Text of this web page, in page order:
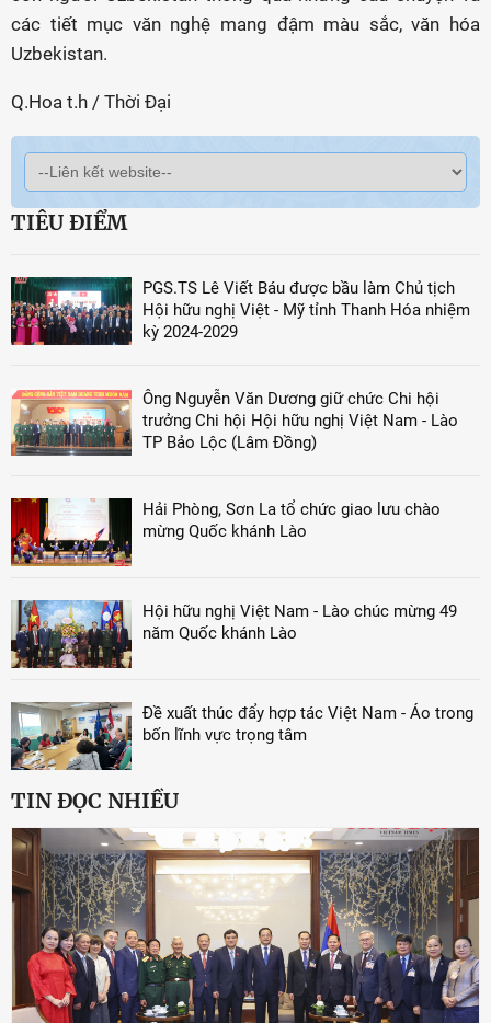
các tiết mục văn nghệ mang đậm màu sắc, văn hóa
Uzbekistan.
Q.Hoa t.h / Thời Đại
TIÊU ĐIỂM
PGS.TS Lê Viết Báu được bầu làm Chủ tịch
Hội hữu nghị Việt - Mỹ tỉnh Thanh Hóa nhiệm
kỳ 2024-2029
Ông Nguyễn Văn Dương giữ chức Chi hội
trưởng Chi hội Hội hữu nghị Việt Nam - Lào
TP Bảo Lộc (Lâm Đồng)
Hải Phòng, Sơn La tổ chức giao lưu chào
mừng Quốc khánh Lào
Hội hữu nghị Việt Nam - Lào chúc mừng 49
năm Quốc khánh Lào
Đề xuất thúc đẩy hợp tác Việt Nam - Áo trong
bốn lĩnh vực trọng tâm
TIN ĐỌC NHIỀU